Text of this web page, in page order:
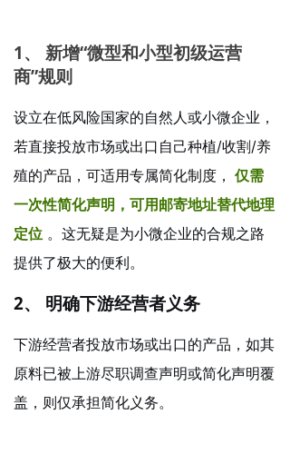
1、
新增“微型和小型初级运营
商”规则
设立在低风险国家的自然人或小微企业，
若直接投放市场或出口自己种植/收割/养
殖的产品，可适用专属简化制度， 仅需
一次性简化声明，可用邮寄地址替代地理
定位 。这无疑是为小微企业的合规之路
提供了极大的便利。
2、 明确下游经营者义务
下游经营者投放市场或出口的产品，如其
原料已被上游尽职调查声明或简化声明覆
盖，则仅承担简化义务。